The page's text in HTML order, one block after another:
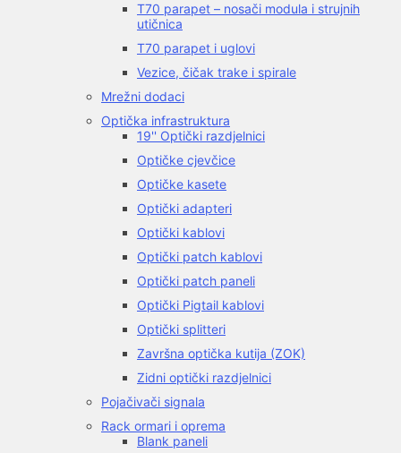
T70 parapet – nosači modula i strujnih
utičnica
T70 parapet i uglovi
Vezice, čičak trake i spirale
Mrežni dodaci
Optička infrastruktura
19'' Optički razdjelnici
Optičke cjevčice
Optičke kasete
Optički adapteri
Optički kablovi
Optički patch kablovi
Optički patch paneli
Optički Pigtail kablovi
Optički splitteri
Završna optička kutija (ZOK)
Zidni optički razdjelnici
Pojačivači signala
Rack ormari i oprema
Blank paneli